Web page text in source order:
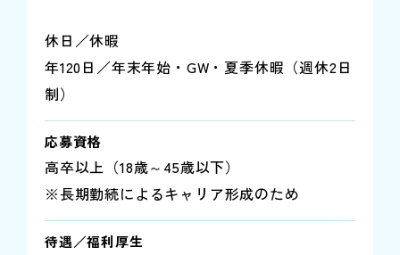
休日／休暇
年120日／年末年始・GW・夏季休暇（週休2日
制）
応募資格
高卒以上（18歳～45歳以下）
※長期勤続によるキャリア形成のため
待遇／福利厚生